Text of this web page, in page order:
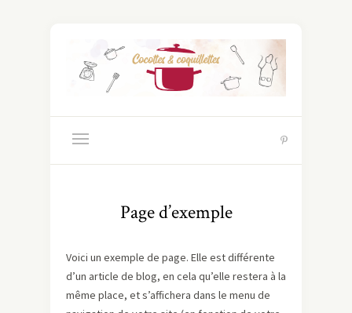
Page d’exemple
Voici un exemple de page. Elle est différente
d’un article de blog, en cela qu’elle restera à la
même place, et s’affichera dans le menu de